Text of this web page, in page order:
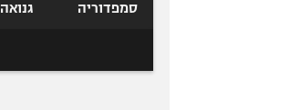
סמפדוריה גנואה